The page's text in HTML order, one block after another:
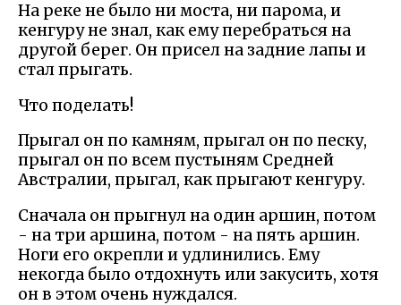
На реке не было ни моста, ни парома, и
кенгуру не знал, как ему перебраться на
другой берег. Он присел на задние лапы и
стал прыгать.
Что поделать!
Прыгал он по камням, прыгал он по песку,
прыгал он по всем пустыням Средней
Австралии, прыгал, как прыгают кенгуру.
Сначала он прыгнул на один аршин, потом
- на три аршина, потом - на пять аршин.
Ноги его окрепли и удлинились. Ему
некогда было отдохнуть или закусить, хотя
он в этом очень нуждался.